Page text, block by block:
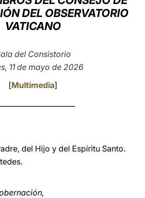
LATINE
DEL OBSERVATORIO
VATICANO
del Consistorio
11 de mayo de 2026
[Multimedia]
del Hijo y del Espíritu Santo.